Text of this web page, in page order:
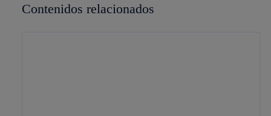
Contenidos relacionados